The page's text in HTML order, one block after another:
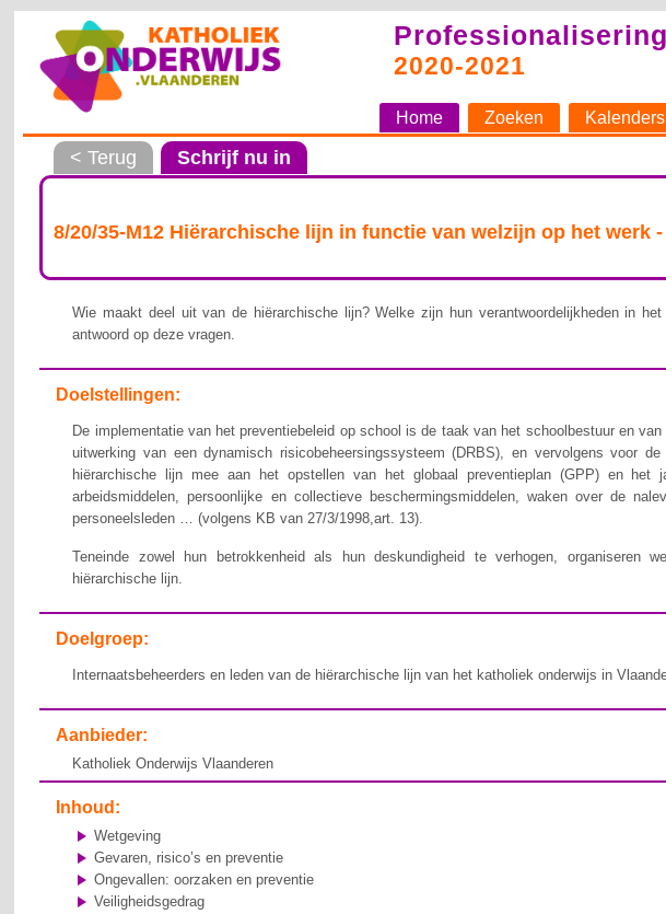
Professionalisering
2020-2021
Home Zoeken Kalenders
< Terug Schrijf nu in
8/20/35-M12 Hiërarchische lijn in functie van welzijn op het werk
Wie maakt deel uit van de hiërarchische lijn? Welke zijn hun verantwoordelijkheden in
antwoord op deze vragen.
Doelstellingen:
De implementatie van het preventiebeleid op school is de taak van het schoolbestuur en
uitwerking van een dynamisch risicobeheersingssysteem (DRBS), en vervolgens voor
hiërarchische lijn mee aan het opstellen van het globaal preventieplan (GPP) en het
arbeidsmiddelen, persoonlijke en collectieve beschermingsmiddelen, waken over de
personeelsleden … (volgens KB van 27/3/1998,art. 13).
Teneinde zowel hun betrokkenheid als hun deskundigheid te verhogen, organiseren
hiërarchische lijn.
Doelgroep:
Internaatsbeheerders en leden van de hiërarchische lijn van het katholiek onderwijs in
Aanbieder:
Katholiek Onderwijs Vlaanderen
Inhoud:
Wetgeving
Gevaren, risico’s en preventie
Ongevallen: oorzaken en preventie
Veiligheidsgedrag